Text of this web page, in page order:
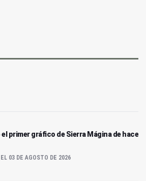
primer gráfico de Sierra Mágina de hace
03 DE AGOSTO DE 2026